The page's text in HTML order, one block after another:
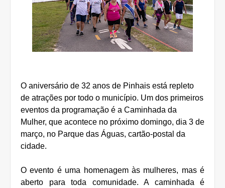
O aniversário de 32 anos de Pinhais está repleto
de atrações por todo o município. Um dos primeiros
eventos da programação é a Caminhada da
Mulher, que acontece no próximo domingo, dia 3 de
março, no Parque das Águas, cartão-postal da
cidade.
O evento é uma homenagem às mulheres, mas é
aberto para toda comunidade. A caminhada é